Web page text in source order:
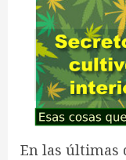
En las últimas